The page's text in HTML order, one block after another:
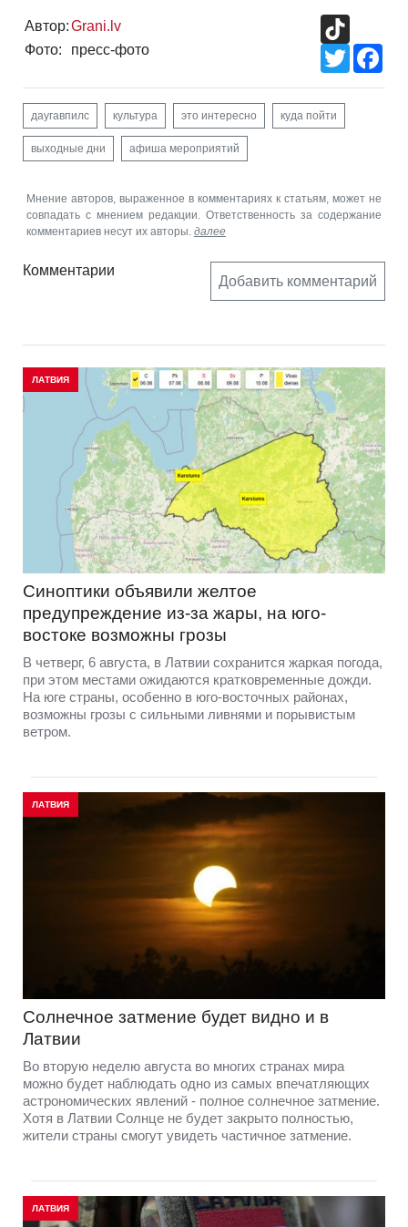
Автор:Grani.lv
Фото:
пресс-фото
Twitter
даугавпилс культура это интересно куда пойти
выходные дни афиша мероприятий
Мнение авторов, выраженное в комментариях к статьям, может не
совпадать с мнением редакции. Ответственность за содержание
комментариев несут их авторы. далее
Комментарии
Добавить комментарий
ЛАТВИЯ
Синоптики объявили желтое
предупреждение из-за жары, на юго-
востоке возможны грозы
В четверг, 6 августа, в Латвии сохранится жаркая погода,
при этом местами ожидаются кратковременные дожди.
На юге страны, особенно в юго-восточных районах,
возможны грозы с сильными ливнями и порывистым
ветром.
ЛАТВИЯ
Солнечное затмение будет видно и в
Латвии
Во вторую неделю августа во многих странах мира
можно будет наблюдать одно из самых впечатляющих
астрономических явлений - полное солнечное затмение.
Хотя в Латвии Солнце не будет закрыто полностью,
жители страны смогут увидеть частичное затмение.
ЛАТВИЯ